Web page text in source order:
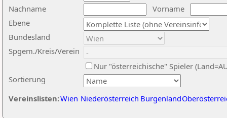
Nachname
Vorname
Ebene
Sortierung
Bundesland
Spgem./Kreis/Verein
Nur "österreichische" Spieler
Vereinslisten:Wien Niederösterreich Burgenland